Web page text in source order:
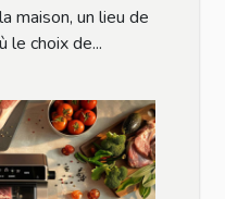
maison, un lieu de
le choix de...